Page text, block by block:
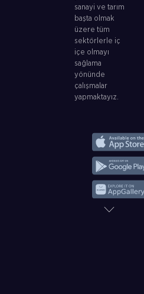
sanayi ve tarım
başta olmak
üzere tüm
sektörlerle iç
içe olmayı
sağlama
yönünde
çalışmalar
yapmaktayız.